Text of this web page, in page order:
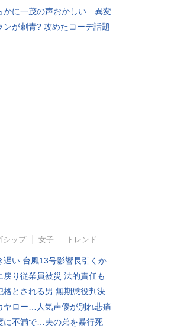
かに一茂の声おかしい…異変
ンが刺青? 攻めたコーデ話題
シップ 女子 トレンド
遅い 台風13号影響長引くか
戻り従業員被災 法的責任も
格とされる男 無期懲役判決
ヤロー…人気声優が別れ悲痛
に不満で…夫の弟を暴行死